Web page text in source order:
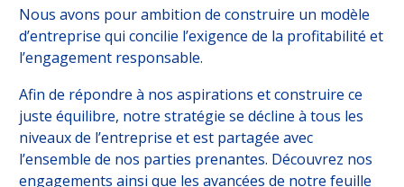
CLIENTSFRANCE
SOLUTIONS PROSDE L'ASSURANCE
DÉCRYPTAGES
Nous avons pour ambition de construire un modèle
d’entreprise qui concilie l’exigence de la profitabilité et
l’engagement responsable.
Afin de répondre à nos aspirations et construire ce
juste équilibre, notre stratégie se décline à tous les
niveaux de l’entreprise et est partagée avec
l’ensemble de nos parties prenantes. Découvrez nos
engagements ainsi que les avancées de notre feuille